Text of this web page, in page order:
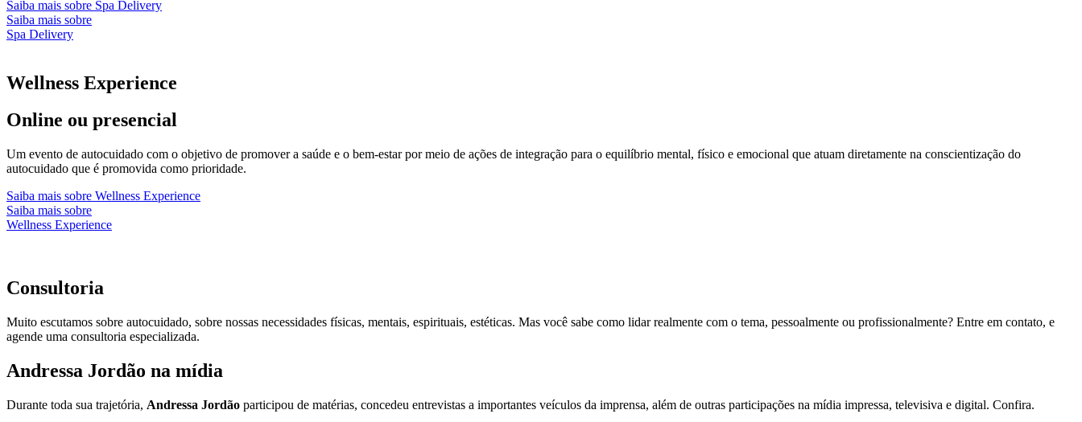
Saiba mais sobre Spa Delivery
Saiba mais sobre
Spa Delivery
Wellness Experience
Online ou presencial
Um evento de autocuidado com o objetivo de promover a saúde e o bem-estar por meio de ações de integração para o equilíbrio mental, físico e emocional que atuam diretamente na conscientização do
autocuidado que é promovida como prioridade.
Saiba mais sobre Wellness Experience
Saiba mais sobre
Wellness Experience
Consultoria
Muito escutamos sobre autocuidado, sobre nossas necessidades físicas, mentais, espirituais, estéticas. Mas você sabe como lidar realmente com o tema, pessoalmente ou profissionalmente? Entre em contato, e
agende uma consultoria especializada.
Andressa Jordão na mídia
Durante toda sua trajetória, Andressa Jordão participou de matérias, concedeu entrevistas a importantes veículos da imprensa, além de outras participações na mídia impressa, televisiva e digital. Confira.